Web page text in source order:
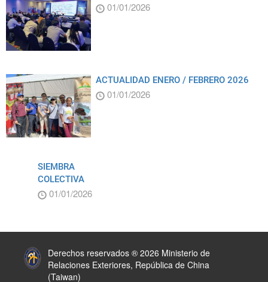
01/01/2026
ACTUALIDAD ENERO / FEBRERO 2026
01/01/2026
SIEMBRA
COLECTIVA
01/01/2026
Derechos reservados ® 2026 Ministerio de
Relaciones Exteriores, República de China
(Taiwan)